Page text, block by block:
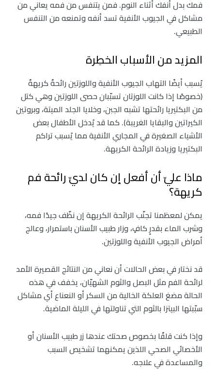
فمك بدل أنفك أثناء النوم. فمن يتنفس من فمه يعاني من
مشاكل في الجيوب الأنفية تسد أنفه وتمنعه من التنفس
الطبيعي.
المزيد من الأسباب الخطِرة
يُسبب أيضًا التهاب الجيوب الأنفية واللوزتين رائحةً كريهةً
(خصوصًا إذا كانت اللوزتان تسبّبان حصى اللوزتين وهي كتل
من البكتيريا رائحتها تشبه الجبن، وخلايا الجلد الميتة، وبروتين
الكيراتين والبقايا الغريبة). كما قد يُدخل الأطفال بعض
الأشياء الصغيرة في المجاري الأنفية مما يُسبب تراكم
البكتيريا وزيادة الرائحة الكريهة.
ماذا عليّ أن أفعل إن كان لديّ رائحة فم
كريهة؟
يمكن لمعظمنا تجنّب الرائحة الكريهة إن نظّف جيدًا فمه،
وشرب الماء بقدرٍ كافٍ، وزار طبيب الأسنان باستمرار، وعالج
أمراض الجيوب الأنفية واللوزتين.
قد نختار في بعض الحالات أن نعاني من النتائج القصيرة الأمد
لرائحة الفم مثل البصل والثوم الشهيّان، يخفف في هذه
الحالة مضغ العلكة الخالية من السكر أو النعناع أي مشاكل
سبّبتها البيتزا بالثوم التي تناولتها في الليلة الماضية.
وإذا كنت قلقًا بخصوص صحتك عندها زر طبيب الأسنان أو
الأخصائي الصحي اللذين يمكنهما تشخيص السبب
والمساعدة في علاجه.